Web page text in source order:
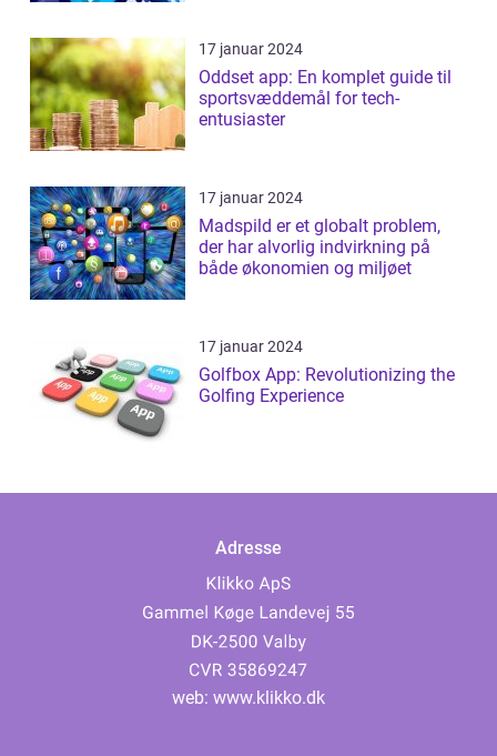
17 januar 2024
Oddset app: En komplet guide til
sportsvæddemål for tech-
entusiaster
17 januar 2024
Madspild er et globalt problem,
der har alvorlig indvirkning på
både økonomien og miljøet
17 januar 2024
Golfbox App: Revolutionizing the
Golfing Experience
Adresse
web: www.klikko.dk